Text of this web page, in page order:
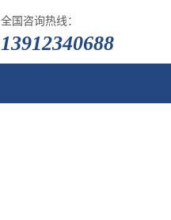
全国咨询热线：
13912340688